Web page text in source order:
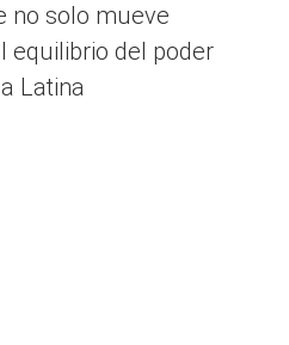
no solo mueve
equilibrio del poder
Latina